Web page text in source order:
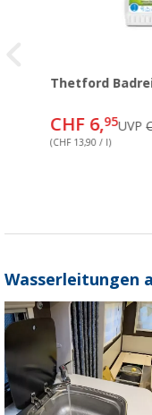
Thetford
CHF 6,95UVP
(CHF 13,90 / l)
Wasserleitungen